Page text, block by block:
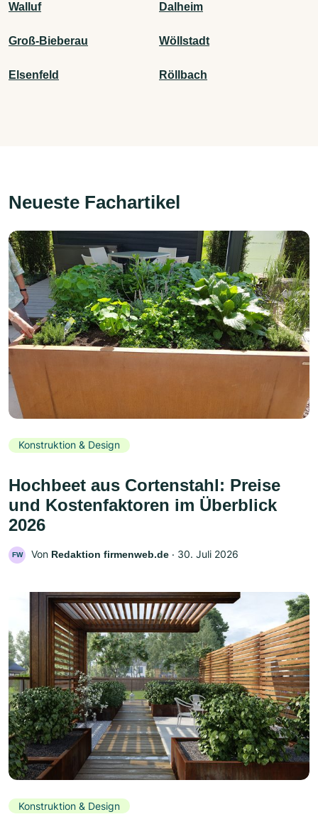
Walluf Dalheim
Groß-Bieberau Wöllstadt
Elsenfeld Röllbach
Neueste Fachartikel
Konstruktion & Design
Hochbeet aus Cortenstahl: Preise
und Kostenfaktoren im Überblick
2026
FW Von Redaktion firmenweb.de ‧ 30. Juli 2026
Konstruktion & Design